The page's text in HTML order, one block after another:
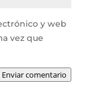
y web
vez que
Enviar comentario